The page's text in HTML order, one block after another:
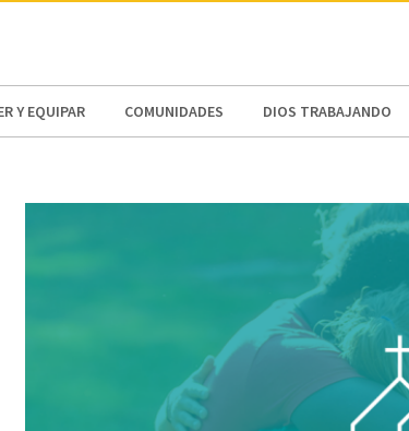
Y EQUIPAR COMUNIDADES DIOS TRABAJANDO